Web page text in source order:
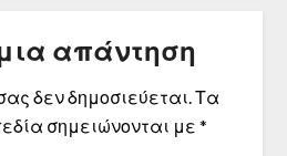
απάντηση
δεν δημοσιεύεται.Τα
σημειώνονται με *